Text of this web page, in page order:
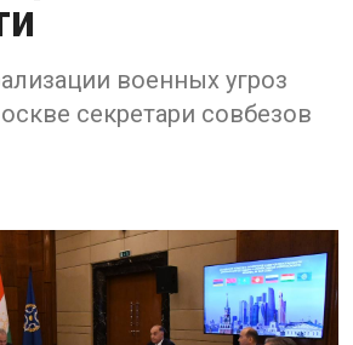
военных угроз
секретари совбезов